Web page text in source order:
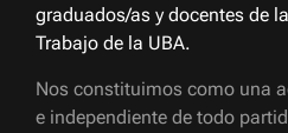
graduados/as y docentes de
Trabajo de la UBA.
Nos constituimos como una
e independiente de todo